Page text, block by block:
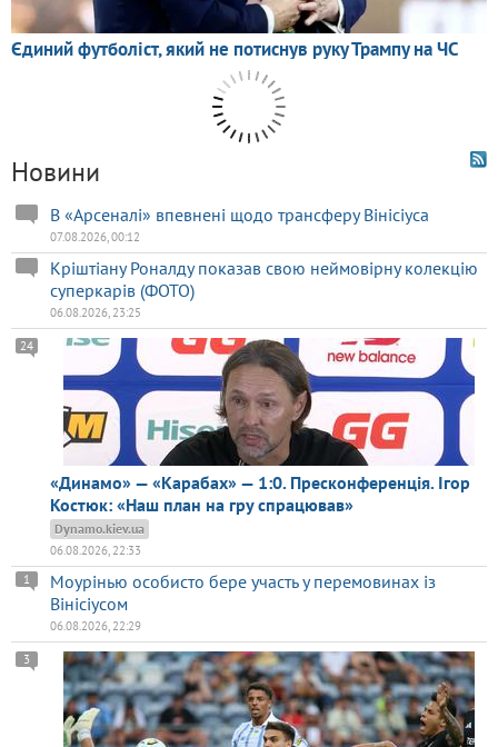
Новини
В «Арсеналі» впевнені щодо трансферу Вінісіуса
07.08.2026, 00:12
Кріштіану Роналду показав свою неймовірну колекцію
суперкарів (ФОТО)
06.08.2026, 23:25
«Динамо» — «Карабах» — 1:0. Пресконференція. Ігор
Костюк: «Наш план на гру спрацював»
24
Dynamo.kiev.ua
06.08.2026, 22:33
Моурінью особисто бере участь у перемовинах із
Вінісіусом
1
06.08.2026, 22:29
3